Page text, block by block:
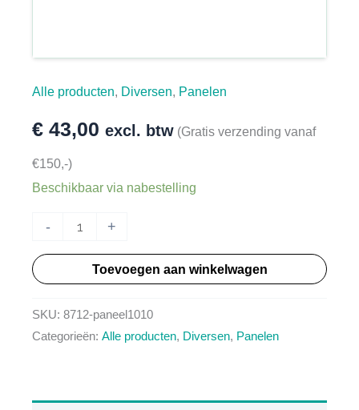
Alle producten, Diversen, Panelen
€ 43,00 excl. btw (Gratis verzending vanaf
€150,-)
Beschikbaar via nabestelling
-
10x
aantal
+
Toevoegen aan winkelwagen
SKU: 8712-paneel1010
Categorieën: Alle producten, Diversen, Panelen